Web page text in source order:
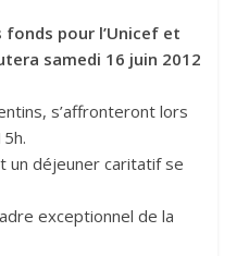
pour l’Unicef et
samedi 16 juin 2012
s’affronteront lors
un déjeuner caritatif se
exceptionnel de la